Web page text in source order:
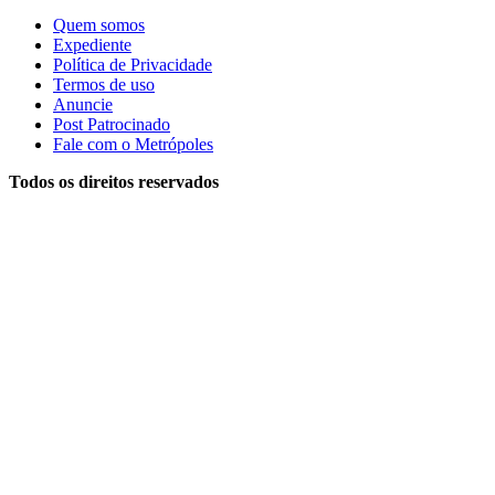
Quem somos
Expediente
Política de Privacidade
Termos de uso
Anuncie
Post Patrocinado
Fale com o Metrópoles
Todos os direitos reservados